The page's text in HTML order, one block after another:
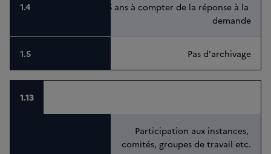
5 ans à compter de la réponse à la
demande
Pas d'archivage
1.13
Participation aux instances,
comités, groupes de travail etc.